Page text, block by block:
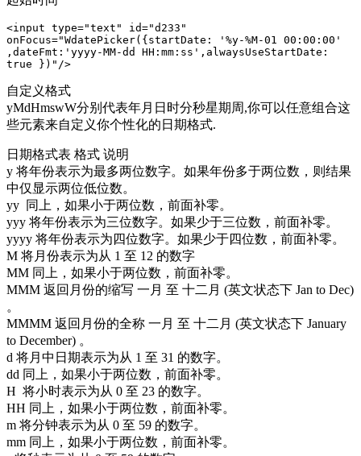
<input type="text" id="d233"
onFocus="WdatePicker({startDate: '%y-%M-01 00:00:00'
,dateFmt:'yyyy-MM-dd HH:mm:ss',alwaysUseStartDate:
true })"/>
自定义格式
yMdHmswW分别代表年月日时分秒星期周,你可以任意组合这
些元素来自定义你个性化的日期格式.
日期格式表 格式 说明
y 将年份表示为最多两位数字。如果年份多于两位数，则结果
中仅显示两位低位数。
yy 同上，如果小于两位数，前面补零。
yyy 将年份表示为三位数字。如果少于三位数，前面补零。
yyyy 将年份表示为四位数字。如果少于四位数，前面补零。
M 将月份表示为从 1 至 12 的数字
MM 同上，如果小于两位数，前面补零。
MMM 返回月份的缩写 一月 至 十二月 (英文状态下 Jan to Dec)
。
MMMM 返回月份的全称 一月 至 十二月 (英文状态下 January
to December) 。
d 将月中日期表示为从 1 至 31 的数字。
dd 同上，如果小于两位数，前面补零。
H 将小时表示为从 0 至 23 的数字。
HH 同上，如果小于两位数，前面补零。
m 将分钟表示为从 0 至 59 的数字。
mm 同上，如果小于两位数，前面补零。